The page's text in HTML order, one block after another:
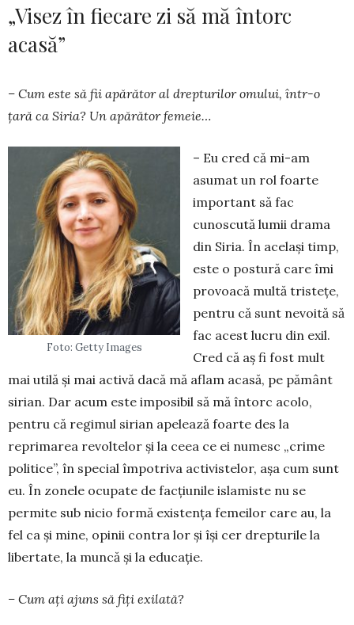
„Visez în fiecare zi să mă întorc
acasă”
– Cum este să fii apărător al drepturilor omu­lui, într-o
țară ca Siria? Un apărător femeie…
Foto: Getty Images
– Eu cred că mi-am
asumat un rol foarte
important să fac
cunoscută lumii drama
din Siria. În același timp,
este o postură care îmi
provoacă multă tristețe,
pentru că sunt nevoită să
fac acest lucru din exil.
Cred că aș fi fost mult
mai utilă și mai activă dacă mă aflam acasă, pe pământ
sirian. Dar acum este impo­sibil să mă întorc acolo,
pentru că regimul sirian apelează foarte des la
reprimarea re­voltelor și la ceea ce ei numesc „crime
poli­tice”, în special împotriva activis­telor, așa cum sunt
eu. În zonele ocupate de facțiunile islamiste nu se
permite sub nicio formă exis­tența femeilor care au, la
fel ca și mine, opinii contra lor și își cer drep­turile la
liber­tate, la muncă și la educație.
– Cum ați ajuns să fiți exilată?